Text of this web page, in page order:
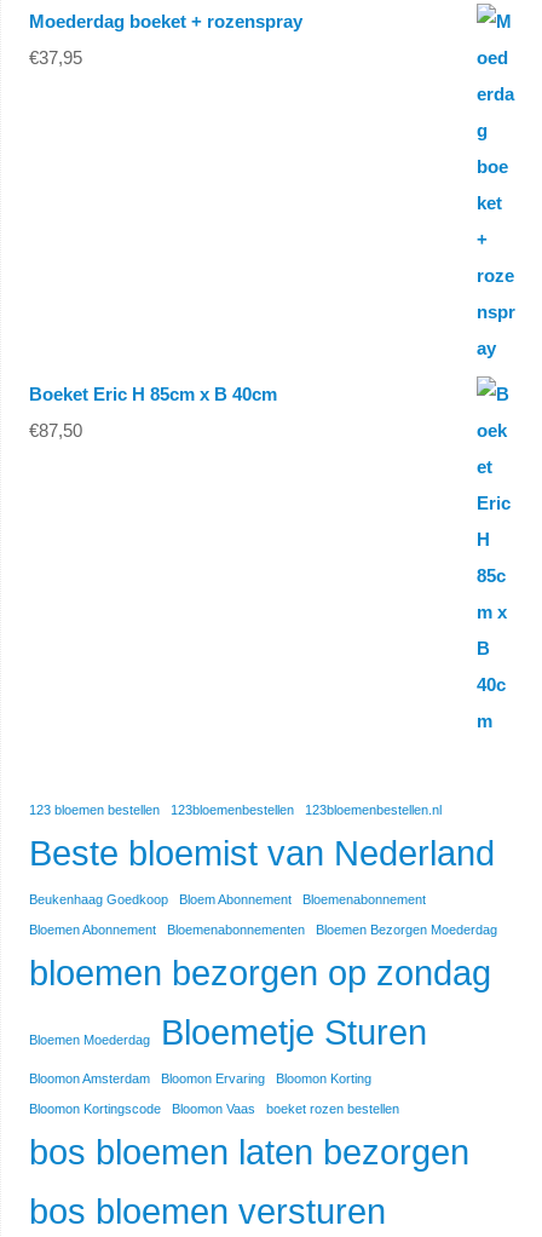
Moederdag boeket + rozenspray
€37,95
Boeket Eric H 85cm x B 40cm
€87,50
123 bloemen bestellen 123bloemenbestellen 123bloemenbestellen.nl
Beste bloemist van Nederland
Beukenhaag Goedkoop Bloem Abonnement Bloemenabonnement
Bloemen Abonnement Bloemenabonnementen Bloemen Bezorgen Moederdag
bloemen bezorgen op zondag
Bloemen Moederdag Bloemetje Sturen
Bloomon Amsterdam Bloomon Ervaring Bloomon Korting
Bloomon Kortingscode Bloomon Vaas boeket rozen bestellen
bos bloemen laten bezorgen
bos bloemen versturen